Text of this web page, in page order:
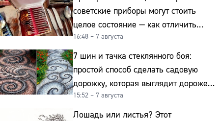
советские приборы могут стоить
целое состояние — как отличить
подделку от мельхиора
16:48 – 7 августа
7 шин и тачка стеклянного боя:
простой способ сделать садовую
дорожку, которая выглядит дороже
гранита
15:52 – 7 августа
Лошадь или листья? Этот